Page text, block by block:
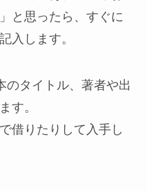
と思ったら、すぐに
入します。
のタイトル、著者や出
す。
借りたりして入手し